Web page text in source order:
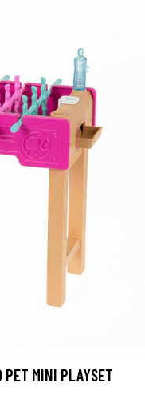
PET MINI PLAYSET